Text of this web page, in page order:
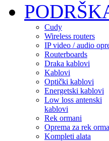
Cudy
Wireless routers
IP video / audio
Routerboards
Draka kablovi
Kablovi
Optički kablovi
Energetski kablovi
Low loss antenski
kablovi
Rek ormani
Oprema za rek
Kompleti alata